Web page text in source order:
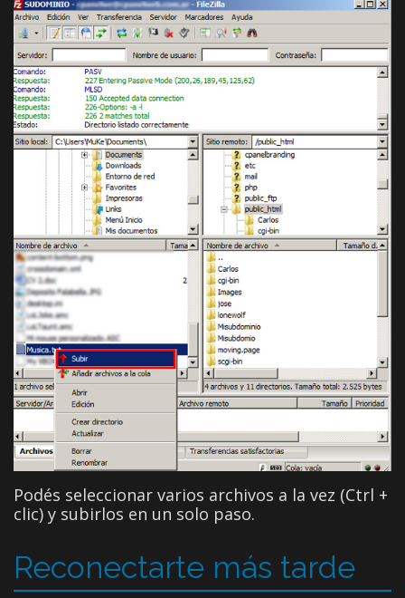
Podés seleccionar varios archivos a la vez (Ctrl +
clic) y subirlos en un solo paso.
Reconectarte más tarde